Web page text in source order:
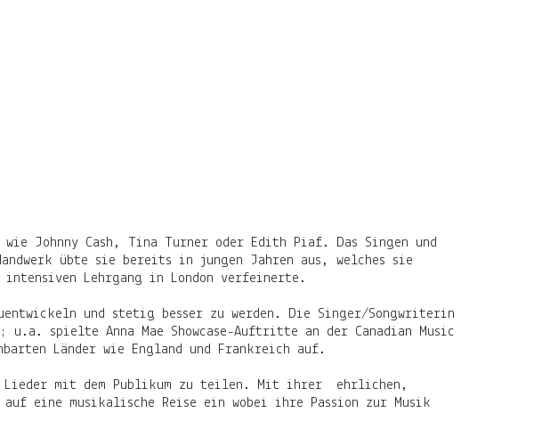
Johnny Cash, Tina Turner oder Edith Piaf. Das Singen und
übte sie bereits in jungen Jahren aus, welches sie
intensiven Lehrgang in London verfeinerte.
und stetig besser zu werden. Die Singer/Songwriterin
spielte Anna Mae Showcase-Auftritte an der Canadian Music
Länder wie England und Frankreich auf.
Lieder mit dem Publikum zu teilen. Mit ihrer ehrlichen,
auf eine musikalische Reise ein wobei ihre Passion zur Musik